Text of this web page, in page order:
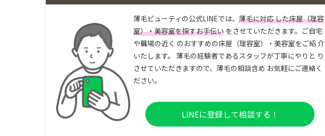
薄毛ビューティの公式LINEでは、 薄毛に対応 した床屋（理容
室）・美容室を探すお手伝い をさせていただきます。ご自宅
や職場の近く のおすすめの床屋（理容室）・美容室をご紹 介
いたします。 薄毛の経験者であるスタッフが丁寧にやりと り
させていただきますので、薄毛の相談含め お気軽にご連絡く
ださい。
LINEに登録して相談する！